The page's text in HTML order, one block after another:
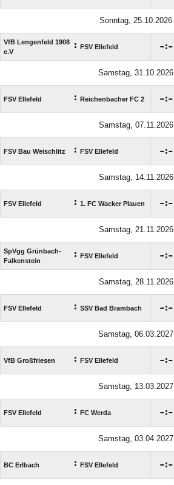
Sonntag, 25.10.2026
VfB Lengenfeld 1908
e.V
: FSV Ellefeld :
Samstag, 31.10.2026
FSV Ellefeld : Reichenbacher FC 2 :
Samstag, 07.11.2026
FSV Bau Weischlitz : FSV Ellefeld :
Samstag, 14.11.2026
FSV Ellefeld : 1. FC Wacker Plauen :
Samstag, 21.11.2026
SpVgg Grünbach-
Falkenstein
: FSV Ellefeld :
Samstag, 28.11.2026
FSV Ellefeld : SSV Bad Brambach :
Samstag, 06.03.2027
VfB Großfriesen : FSV Ellefeld :
Samstag, 13.03.2027
FSV Ellefeld : FC Werda :
Samstag, 03.04.2027
BC Erlbach : FSV Ellefeld :